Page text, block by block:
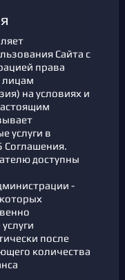
Сайта с
права
лицам
на условиях и
услуги в
Соглашения.
доступны
-
после
количества